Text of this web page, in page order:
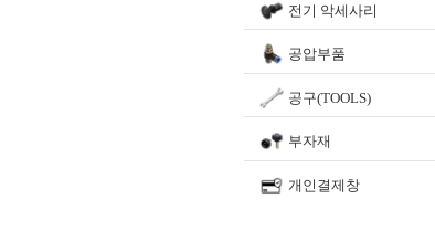
전기 악세사리
공압부품
공구(TOOLS)
부자재
개인결제창